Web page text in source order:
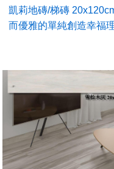
凱莉地磚/梯磚
而優雅的單純創造幸福